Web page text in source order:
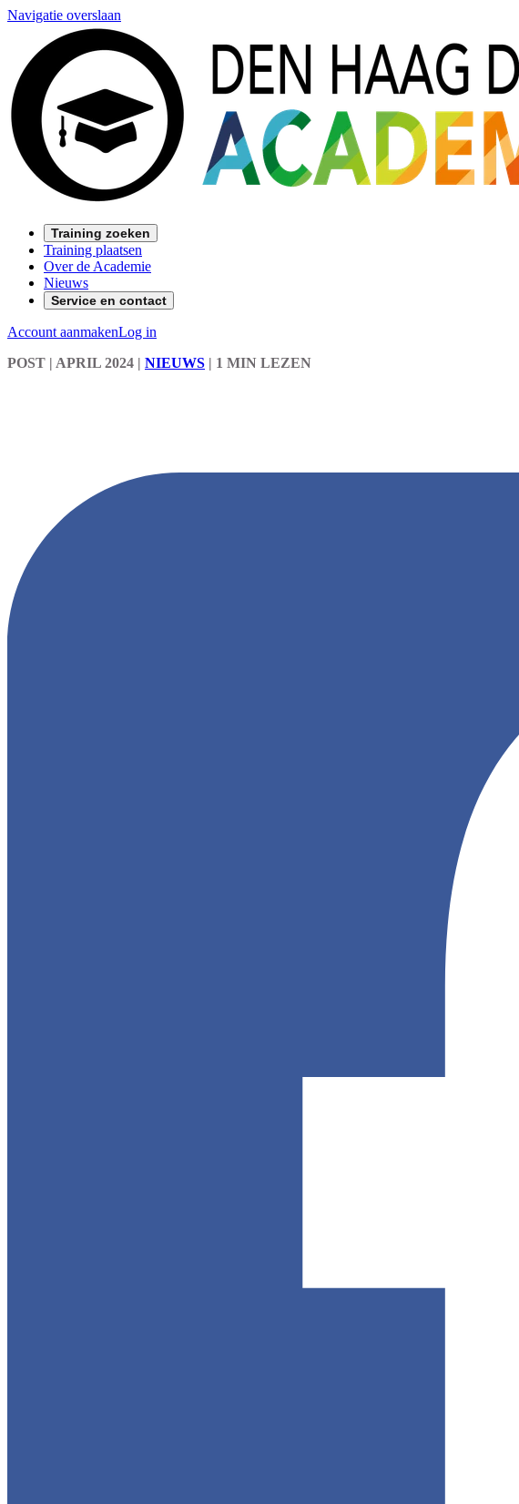
Navigatie overslaan
Training zoeken
Training plaatsen
Over de Academie
Nieuws
Service en contact
Account aanmakenLog in
POST | APRIL 2024 | NIEUWS | 1 MIN LEZEN